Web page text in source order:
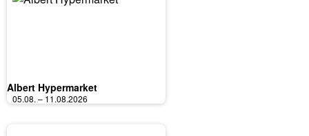
Albert Hypermarket
05.08. – 11.08.2026